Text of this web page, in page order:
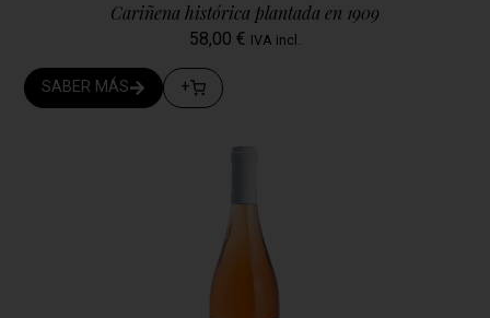
Cariñena histórica plantada en 1909
58,00 € IVA incl.
SABER MÁS +